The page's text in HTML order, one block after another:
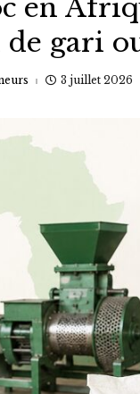
en
gari
3 juillet 2026